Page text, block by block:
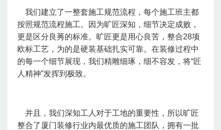
我们建立了一整套施工规范流程，每个施工班主都
按照规范流程施工。因为旷匠深知，细节决定成败，
更是区分良莠的标准。旷匠更是用心良苦，整合28项
欧标工艺，为的是硬装基础扎实可靠。在装修过程中
的每一个细节展现，我们精雕细琢，细不容发，将“匠
人精神”发挥到极致。
并且，我们深知工人对于工地的重要性，所以旷匠
整合了厦门装修行业内最优质的施工团队，拥有一批